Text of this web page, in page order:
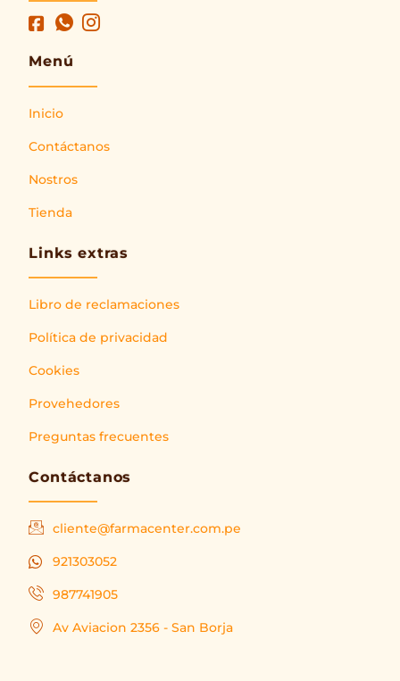
Menú
Inicio
Contáctanos
Nostros
Tienda
Links extras
Libro de reclamaciones
Política de privacidad
Cookies
Provehedores
Preguntas frecuentes
Contáctanos
cliente@farmacenter.com.pe
921303052
987741905
Av Aviacion 2356 - San Borja